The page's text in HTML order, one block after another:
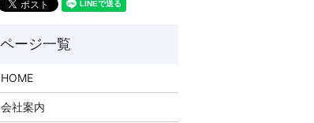
HOME
会社案内